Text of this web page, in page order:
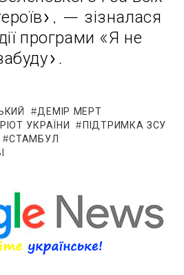
— зізналася
програми «Я не
ДЕМІР МЕРТ
УКРАЇНИ
ПІДТРИМКА ЗСУ
СТАМБУЛ